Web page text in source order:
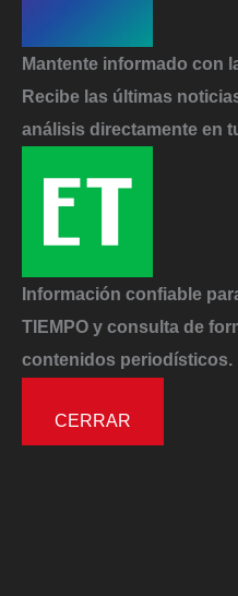
Mantente informado con
Recibe las últimas
análisis directamente en
Información confiable
TIEMPO y consulta de
contenidos periodísticos.
CERRAR